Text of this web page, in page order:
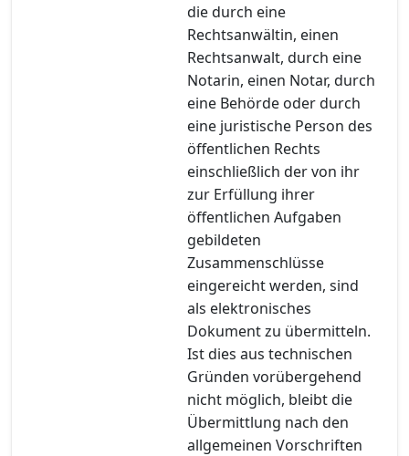
die durch eine
Rechtsanwältin, einen
Rechtsanwalt, durch eine
Notarin, einen Notar, durch
eine Behörde oder durch
eine juristische Person des
öffentlichen Rechts
einschließlich der von ihr
zur Erfüllung ihrer
öffentlichen Aufgaben
gebildeten
Zusammenschlüsse
eingereicht werden, sind
als elektronisches
Dokument zu übermitteln.
Ist dies aus technischen
Gründen vorübergehend
nicht möglich, bleibt die
Übermittlung nach den
allgemeinen Vorschriften